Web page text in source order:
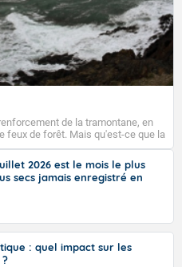
de la tramontane, en
feux de forêt. Mais qu'est-ce que la
? La tramontane est un
ouest à nord, ou ouest à nord-
à la vallée de l’Aude et à
vent vient du latin trasmontanus,
aux régions montagneuses
2026 est le mois le plus
secs jamais enregistré en
: quel impact sur les